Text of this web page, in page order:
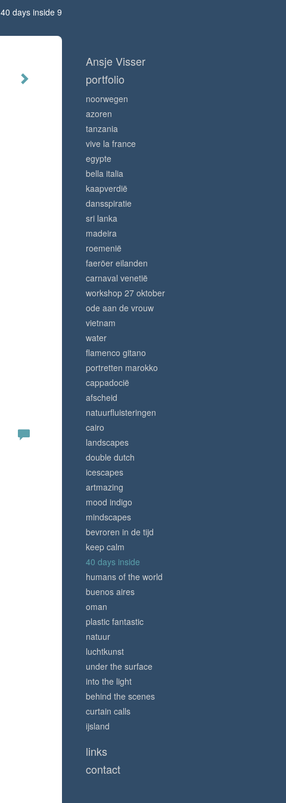
40 days inside 9
Ansje Visser
portfolio
noorwegen
azoren
tanzania
vive la france
egypte
bella italia
kaapverdië
dansspiratie
sri lanka
madeira
roemenië
faeröer eilanden
carnaval venetië
workshop 27 oktober
ode aan de vrouw
vietnam
water
flamenco gitano
portretten marokko
cappadocië
afscheid
natuurfluisteringen
cairo
landscapes
double dutch
icescapes
artmazing
mood indigo
mindscapes
bevroren in de tijd
keep calm
40 days inside
humans of the world
buenos aires
oman
plastic fantastic
natuur
luchtkunst
under the surface
into the light
behind the scenes
curtain calls
ijsland
links
contact